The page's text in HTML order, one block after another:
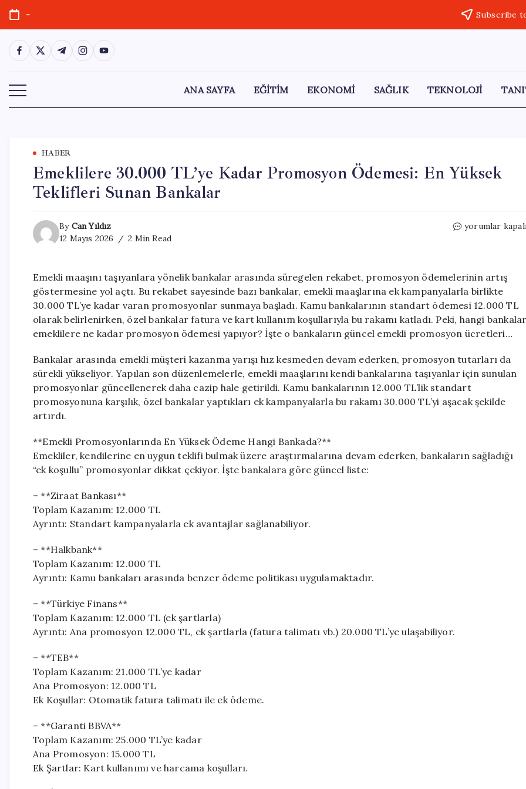
Skip
content
- Subscribe
https://www.facebook.com/
https://twitter.com/
https://t.me/
https://www.instagram.com/
https://youtube.com/
ANA SAYFA EĞİTİM EKONOMİ SAĞLIK TEKNOLOJİ
HABER
Emeklilere 30.000 TL’ye Kadar Promosyon Ödemesi: En Yüksek
Teklifleri Sunan Bankalar
By Can Yıldız
12 Mayıs 2026
2 Min Read
Emeklilere
Promosyon
Ödemesi:
Yüksek
Teklifleri
Sunan
için
yorumlar
Emekli maaşını taşıyanlara yönelik bankalar arasında süregelen rekabet, promosyon ödemelerinin artış
göstermesine yol açtı. Bu rekabet sayesinde bazı bankalar, emekli maaşlarına ek kampanyalarla birlikte
30.000 TL’ye kadar varan promosyonlar sunmaya başladı. Kamu bankalarının standart ödemesi 12.000 TL
olarak belirlenirken, özel bankalar fatura ve kart kullanım koşullarıyla bu rakamı katladı. Peki, hangi bankalar
emeklilere ne kadar promosyon ödemesi yapıyor? İşte o bankaların güncel emekli promosyon ücretleri…
Bankalar arasında emekli müşteri kazanma yarışı hız kesmeden devam ederken, promosyon tutarları da
sürekli yükseliyor. Yapılan son düzenlemelerle, emekli maaşlarını kendi bankalarına taşıyanlar için sunulan
promosyonlar güncellenerek daha cazip hale getirildi. Kamu bankalarının 12.000 TL’lik standart
promosyonuna karşılık, özel bankalar yaptıkları ek kampanyalarla bu rakamı 30.000 TL’yi aşacak şekilde
artırdı.
**Emekli Promosyonlarında En Yüksek Ödeme Hangi Bankada?**
Emekliler, kendilerine en uygun teklifi bulmak üzere araştırmalarına devam ederken, bankaların sağladığı
“ek koşullu” promosyonlar dikkat çekiyor. İşte bankalara göre güncel liste:
– **Ziraat Bankası**
Toplam Kazanım: 12.000 TL
Ayrıntı: Standart kampanyalarla ek avantajlar sağlanabiliyor.
– **Halkbank**
Toplam Kazanım: 12.000 TL
Ayrıntı: Kamu bankaları arasında benzer ödeme politikası uygulamaktadır.
– **Türkiye Finans**
Toplam Kazanım: 12.000 TL (ek şartlarla)
Ayrıntı: Ana promosyon 12.000 TL, ek şartlarla (fatura talimatı vb.) 20.000 TL’ye ulaşabiliyor.
– **TEB**
Toplam Kazanım: 21.000 TL’ye kadar
Ana Promosyon: 12.000 TL
Ek Koşullar: Otomatik fatura talimatı ile ek ödeme.
– **Garanti BBVA**
Toplam Kazanım: 25.000 TL’ye kadar
Ana Promosyon: 15.000 TL
Ek Şartlar: Kart kullanımı ve harcama koşulları.